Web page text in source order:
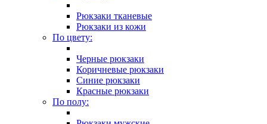
Рюкзаки тканевые
Рюкзаки из кожи
По цвету:
Черные рюкзаки
Коричневые рюкзаки
Синие рюкзаки
Красные рюкзаки
По полу: